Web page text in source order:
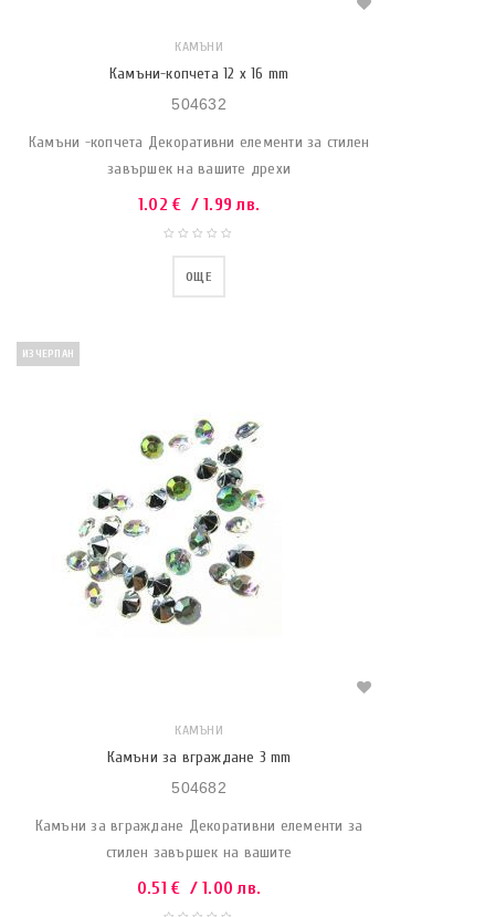
КАМЪНИ
Камъни-копчета 12 x 16 mm
504632
Камъни -копчета Декоративни елементи за стилен
завършек на вашите дрехи
1.02€ / 1.99 лв.
ОЩЕ
ИЗЧЕРПАН
КАМЪНИ
Камъни за вграждане 3 mm
504682
Камъни за вграждане Декоративни елементи за
стилен завършек на вашите
0.51€ / 1.00 лв.